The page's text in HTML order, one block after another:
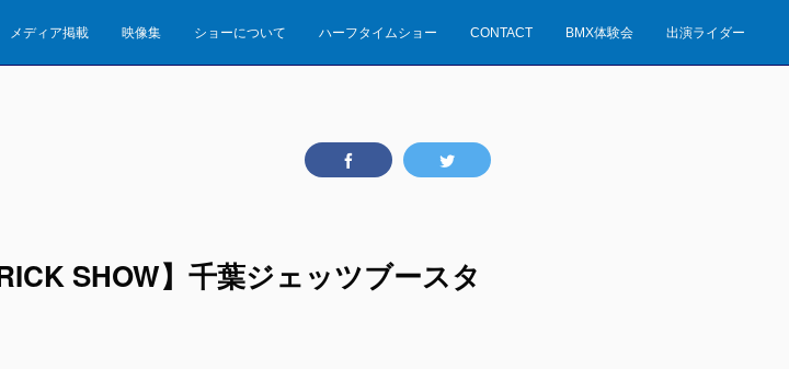
メディア掲載 映像集 ショーについて ハーフタイムショー CONTACT BMX体験会 出演ライダー
SHOW】千葉ジェッツブースタ